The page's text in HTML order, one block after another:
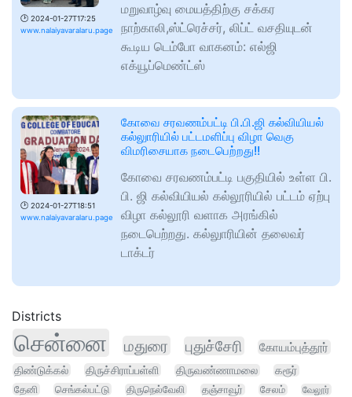
🕑 2024-01-27T17:25
www.nalaiyavaralaru.page
மறுவாழ்வு மையத்திற்கு சக்கர
நாற்காலி,ஸ்ட்ரெச்சர், லிப்ட் வசதியுடன்
கூடிய டெம்போ வாகனம்: எல்ஜி
எக்யூப்மெண்ட்ஸ்
🕑 2024-01-27T18:51
www.nalaiyavaralaru.page
கோவை சரவணம்பட்டி பி.பி.ஜி கல்வியியல்
கல்லுாரியில் பட்டமளிப்பு விழா வெகு
விமரிசையாக நடைபெற்றது!!
கோவை சரவணம்பட்டி பகுதியில் உள்ள பி.
பி. ஜி கல்வியியல் கல்லூரியில் பட்டம் ஏற்பு
விழா கல்லூரி வளாக அரங்கில்
நடைபெற்றது. கல்லுாரியின் தலைவர்
டாக்டர்
Districts
சென்னை மதுரை புதுச்சேரி கோயம்புத்தூர்
திண்டுக்கல் திருச்சிராப்பள்ளி திருவண்ணாமலை
கரூர்
தேனி
செங்கல்பட்டு திருநெல்வேலி தஞ்சாவூர் சேலம்
வேலூர்